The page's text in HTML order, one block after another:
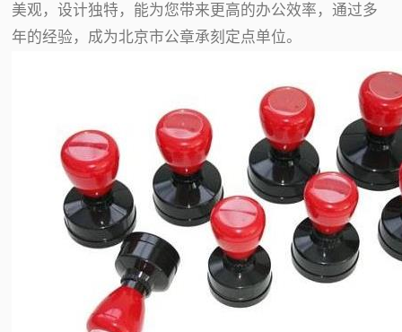
美观，设计独特，能为您带来更高的办公效率，通过多
年的经验，成为北京市公章承刻定点单位。